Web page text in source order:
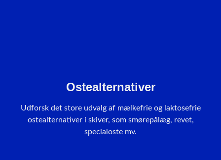
Ostealternativer
Udforsk det store udvalg af mælkefrie og laktosefrie
ostealternativer i skiver, som smørepålæg, revet,
specialoste mv.